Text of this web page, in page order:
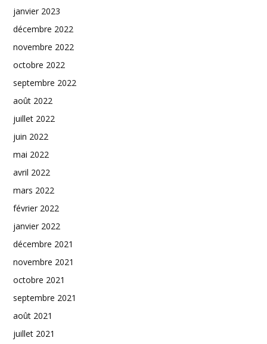
janvier 2023
décembre 2022
novembre 2022
octobre 2022
septembre 2022
août 2022
juillet 2022
juin 2022
mai 2022
avril 2022
mars 2022
février 2022
janvier 2022
décembre 2021
novembre 2021
octobre 2021
septembre 2021
août 2021
juillet 2021